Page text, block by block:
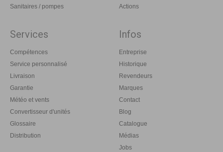
Sanitaires / pompes
Actions
Services
Compétences
Service personnalisé
Livraison
Garantie
Météo et vents
Convertisseur d'unités
Glossaire
Distribution
Infos
Entreprise
Historique
Revendeurs
Marques
Contact
Blog
Catalogue
Médias
Jobs